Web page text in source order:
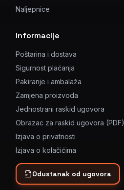
Naljepnice
Informacije
Poštarina i dostava
Sigurnost plaćanja
Pakiranje i ambalaža
Zamjena proizvoda
Jednostrani raskid ugovora
Obrazac za raskid ugovora (PDF)
Izjava o privatnosti
Izjava o kolačićima
Odustanak od ugovora